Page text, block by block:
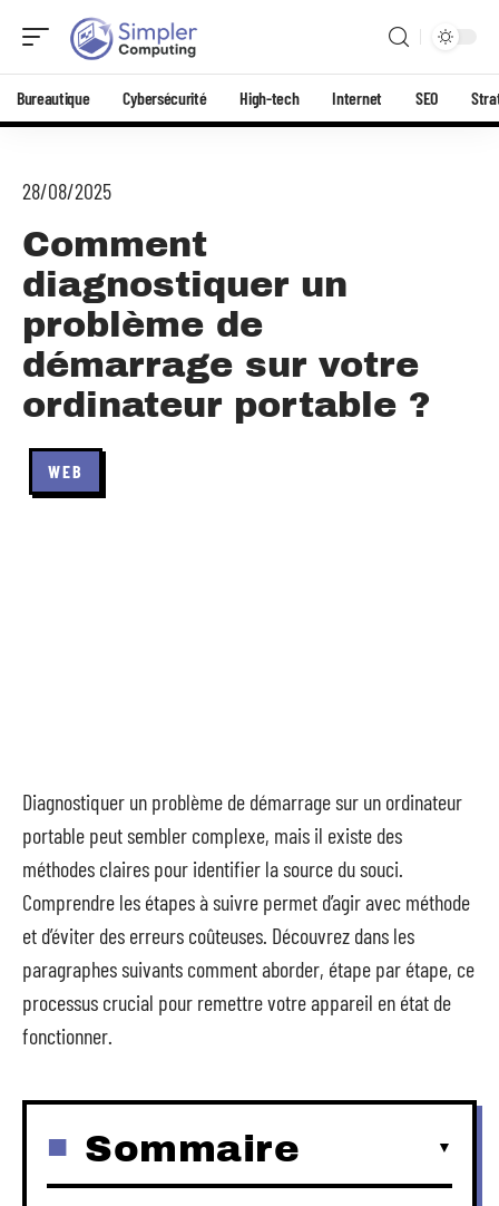
Bureautique Cybersécurité High-tech Internet SEO
28/08/2025
Comment
diagnostiquer un
problème de
démarrage sur votre
ordinateur portable ?
WEB
Diagnostiquer un problème de démarrage sur un ordinateur
portable peut sembler complexe, mais il existe des
méthodes claires pour identifier la source du souci.
Comprendre les étapes à suivre permet d’agir avec méthode
et d’éviter des erreurs coûteuses. Découvrez dans les
paragraphes suivants comment aborder, étape par étape, ce
processus crucial pour remettre votre appareil en état de
fonctionner.
Sommaire